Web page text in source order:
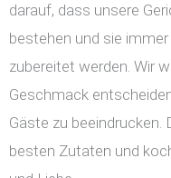
darauf, dass unsere
bestehen und sie
zubereitet werden. Wir
Geschmack
Gäste zu beeindrucken.
besten Zutaten und